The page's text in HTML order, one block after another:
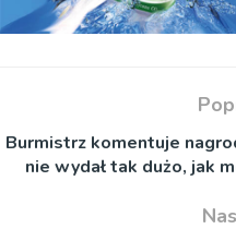
Burmistrz komentuje
nie wydał tak dużo, jak